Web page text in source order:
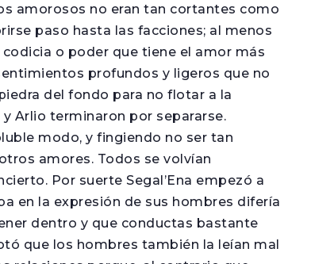
amorosos no eran tan cortantes como
paso hasta las facciones; al menos
o poder que tiene el amor más
profundos y ligeros que no
del fondo para no flotar a la
Arlio terminaron por separarse.
modo, y fingiendo no ser tan
amores. Todos se volvían
Por suerte Segal’Ena empezó a
en la expresión de sus hombres difería
dentro y que conductas bastante
que los hombres también la leían mal